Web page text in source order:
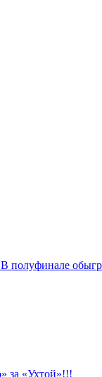
полуфинале
за «Ухтой»!!!